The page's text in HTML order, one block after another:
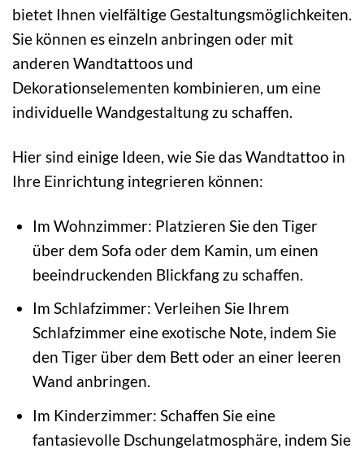
bietet Ihnen vielfältige Gestaltungsmöglichkeiten.
Sie können es einzeln anbringen oder mit
anderen Wandtattoos und
Dekorationselementen kombinieren, um eine
individuelle Wandgestaltung zu schaffen.
Hier sind einige Ideen, wie Sie das Wandtattoo in
Ihre Einrichtung integrieren können:
Im Wohnzimmer: Platzieren Sie den Tiger
über dem Sofa oder dem Kamin, um einen
beeindruckenden Blickfang zu schaffen.
Im Schlafzimmer: Verleihen Sie Ihrem
Schlafzimmer eine exotische Note, indem Sie
den Tiger über dem Bett oder an einer leeren
Wand anbringen.
Im Kinderzimmer: Schaffen Sie eine
fantasievolle Dschungelatmosphäre, indem Sie